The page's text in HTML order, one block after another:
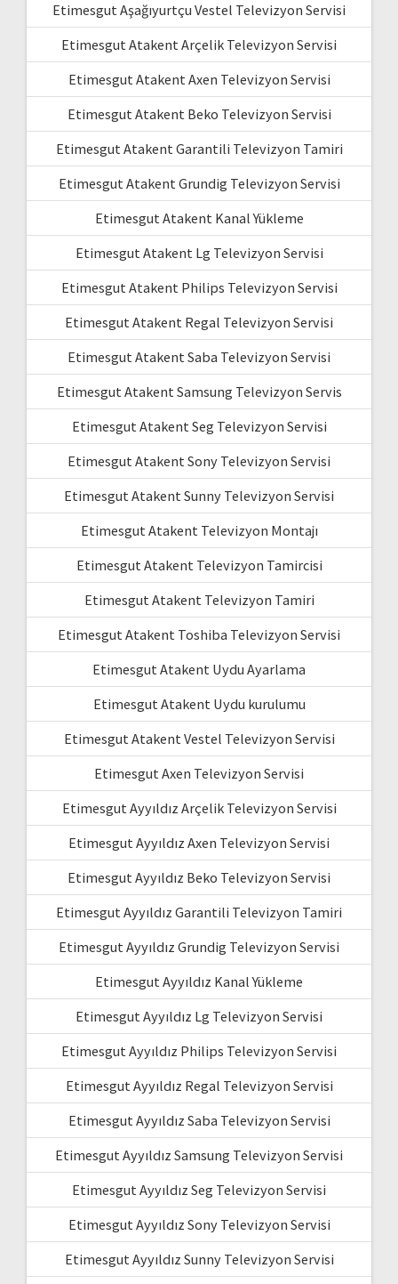
Etimesgut Aşağıyurtçu Vestel Televizyon Servisi
Etimesgut Atakent Arçelik Televizyon Servisi
Etimesgut Atakent Axen Televizyon Servisi
Etimesgut Atakent Beko Televizyon Servisi
Etimesgut Atakent Garantili Televizyon Tamiri
Etimesgut Atakent Grundig Televizyon Servisi
Etimesgut Atakent Kanal Yükleme
Etimesgut Atakent Lg Televizyon Servisi
Etimesgut Atakent Philips Televizyon Servisi
Etimesgut Atakent Regal Televizyon Servisi
Etimesgut Atakent Saba Televizyon Servisi
Etimesgut Atakent Samsung Televizyon Servis
Etimesgut Atakent Seg Televizyon Servisi
Etimesgut Atakent Sony Televizyon Servisi
Etimesgut Atakent Sunny Televizyon Servisi
Etimesgut Atakent Televizyon Montajı
Etimesgut Atakent Televizyon Tamircisi
Etimesgut Atakent Televizyon Tamiri
Etimesgut Atakent Toshiba Televizyon Servisi
Etimesgut Atakent Uydu Ayarlama
Etimesgut Atakent Uydu kurulumu
Etimesgut Atakent Vestel Televizyon Servisi
Etimesgut Axen Televizyon Servisi
Etimesgut Ayyıldız Arçelik Televizyon Servisi
Etimesgut Ayyıldız Axen Televizyon Servisi
Etimesgut Ayyıldız Beko Televizyon Servisi
Etimesgut Ayyıldız Garantili Televizyon Tamiri
Etimesgut Ayyıldız Grundig Televizyon Servisi
Etimesgut Ayyıldız Kanal Yükleme
Etimesgut Ayyıldız Lg Televizyon Servisi
Etimesgut Ayyıldız Philips Televizyon Servisi
Etimesgut Ayyıldız Regal Televizyon Servisi
Etimesgut Ayyıldız Saba Televizyon Servisi
Etimesgut Ayyıldız Samsung Televizyon Servisi
Etimesgut Ayyıldız Seg Televizyon Servisi
Etimesgut Ayyıldız Sony Televizyon Servisi
Etimesgut Ayyıldız Sunny Televizyon Servisi